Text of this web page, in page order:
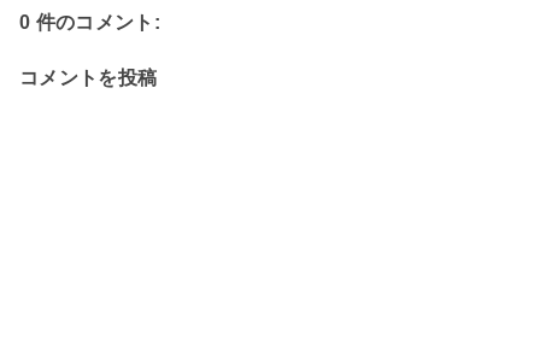
0 件のコメント:
コメントを投稿